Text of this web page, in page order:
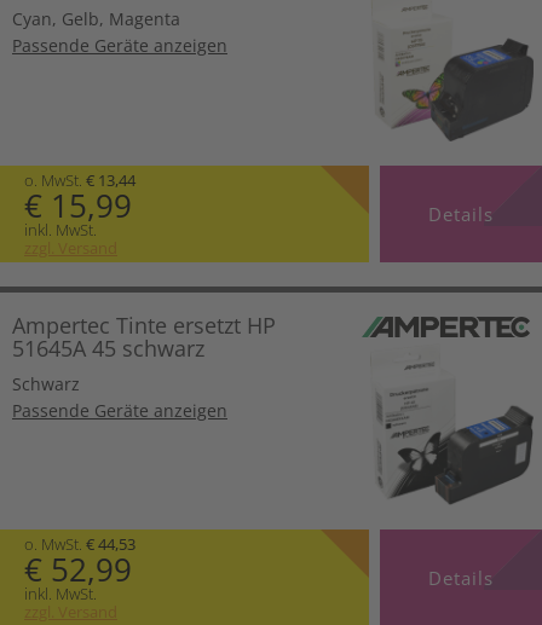
Cyan, Gelb, Magenta
Passende Geräte anzeigen
o. MwSt. € 13,44
€ 15,99
inkl. MwSt.
zzgl. Versand
Details
Ampertec Tinte ersetzt HP
51645A 45 schwarz
Schwarz
Passende Geräte anzeigen
o. MwSt. € 44,53
€ 52,99
inkl. MwSt.
zzgl. Versand
Details